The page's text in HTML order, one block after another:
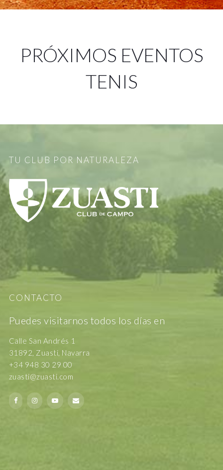
PRÓXIMOS EVENTOS
TENIS
TU CLUB POR NATURALEZA
CONTACTO
Puedes visitarnos todos los días en
Calle San Andrés 1
31892, Zuasti, Navarra
+34 948 30 29 00
zuasti@zuasti.com